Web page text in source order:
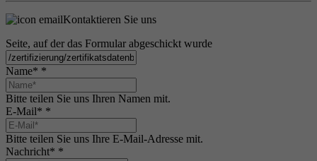
Kontaktieren Sie uns
Seite, auf der das Formular abgeschickt wurde
Name* *
Bitte teilen Sie uns Ihren Namen mit.
E-Mail* *
Bitte teilen Sie uns Ihre E-Mail-Adresse mit.
Nachricht* *